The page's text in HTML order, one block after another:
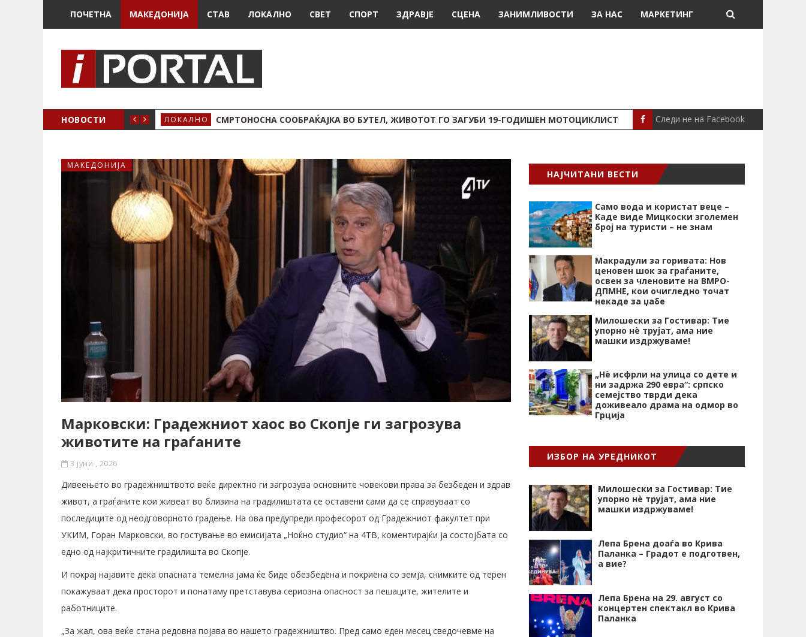
ПОЧЕТНА МАКЕДОНИЈА СТАВ ЛОКАЛНО СВЕТ СПОРТ ЗДРАВЈЕ СЦЕНА ЗАНИМЛИВОСТИ ЗА НАС МАРКЕТИНГ
НОВОСТИ ЛОКАЛНО СМРТОНОСНА СООБРАЌАЈКА ВО БУТЕЛ, ЖИВОТОТ ГО ЗАГУБИ 19-ГОДИШЕН МОТОЦИКЛИСТ СЦЕНА СЕВЕРИНА ВО
Следи не на Facebook
МАКЕДОНИЈА
Марковски: Градежниот хаос во Скопје ги загрозува
животите на граѓаните
3 јуни , 2026
Дивеењето во градежништвото веќе директно ги загрозува основните човекови права за безбеден и здрав
живот, а граѓаните кои живеат во близина на градилиштата се оставени сами да се справуваат со
последиците од неодговорното градење. На ова предупреди професорот од Градежниот факултет при
УКИМ, Горан Марковски, во гостување во емисијата „Ноќно студио“ на 4ТВ, коментирајќи ја состојбата со
едно од најкритичните градилишта во Скопје.
И покрај најавите дека опасната темелна јама ќе биде обезбедена и покриена со земја, снимките од терен
покажуваат дека просторот и понатаму претставува сериозна опасност за пешаците, жителите и
работниците.
„За жал, ова веќе стана редовна појава во нашето градежништво. Пред само еден месец сведочевме на
НАЈЧИТАНИ ВЕСТИ
Само вода и користат веце –
Каде виде Мицкоски зголемен
број на туристи – не знам
Макрадули за горивата: Нов
ценовен шок за граѓаните,
освен за членовите на ВМРО-
ДПМНЕ, кои очигледно точат
некаде за џабе
Милошески за Гостивар: Тие
упорно нѐ трујат, ама ние
машки издржуваме!
„Нѐ исфрли на улица со дете и
ни задржа 290 евра“: српско
семејство тврди дека
доживеало драма на одмор во
Грција
ИЗБОР НА УРЕДНИКОТ
Милошески за Гостивар: Тие
упорно нѐ трујат, ама ние
машки издржуваме!
Лепа Брена доаѓа во Крива
Паланка – Градот е подготвен,
а вие?
Лепа Брена на 29. август со
концертен спектакл во Крива
Паланка